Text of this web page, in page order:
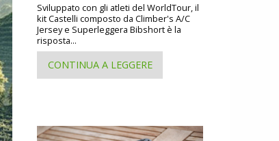
Sviluppato con gli atleti del WorldTour, il
kit Castelli composto da Climber's A/C
Jersey e Superleggera Bibshort è la
risposta...
CONTINUA A LEGGERE